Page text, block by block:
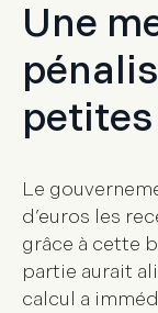
Une
Le
d’euros les
grâce à cette
partie aurait
calcul a